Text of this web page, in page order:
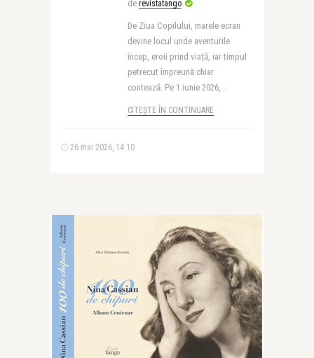
de revistatango
De Ziua Copilului, marele ecran
devine locul unde aventurile
încep, eroii prind viață, iar timpul
petrecut împreună chiar
contează. Pe 1 iunie 2026, ..
CITEȘTE ÎN CONTINUARE
26 mai 2026, 14:10